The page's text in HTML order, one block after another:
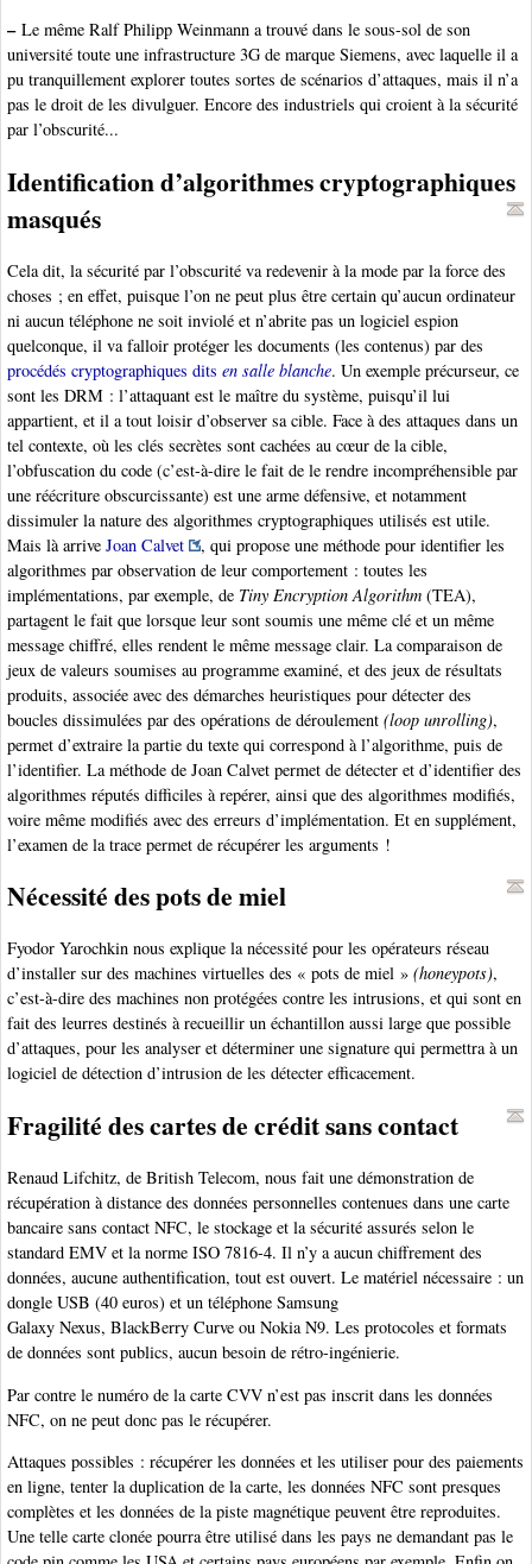
–Le même Ralf Philipp Weinmann a trouvé dans le sous-sol de son
université toute une infrastructure 3G de marque Siemens, avec laquelle il a
pu tranquillement explorer toutes sortes de scénarios d’attaques, mais il n’a
pas le droit de les divulguer. Encore des industriels qui croient à la sécurité
par l’obscurité...
Identification d’algorithmes cryptographiques
masqués
Cela dit, la sécurité par l’obscurité va redevenir à la mode par la force des
choses ; en effet, puisque l’on ne peut plus être certain qu’aucun ordinateur
ni aucun téléphone ne soit inviolé et n’abrite pas un logiciel espion
quelconque, il va falloir protéger les documents (les contenus) par des
procédés cryptographiques dits en salle blanche. Un exemple précurseur, ce
sont les DRM : l’attaquant est le maître du système, puisqu’il lui
appartient, et il a tout loisir d’observer sa cible. Face à des attaques dans un
tel contexte, où les clés secrètes sont cachées au cœur de la cible,
l’obfuscation du code (c’est-à-dire le fait de le rendre incompréhensible par
une réécriture obscurcissante) est une arme défensive, et notamment
dissimuler la nature des algorithmes cryptographiques utilisés est utile.
Mais là arrive Joan Calvet
, qui propose une méthode pour identifier les
algorithmes par observation de leur comportement : toutes les
implémentations, par exemple, de Tiny Encryption Algorithm (TEA),
partagent le fait que lorsque leur sont soumis une même clé et un même
message chiffré, elles rendent le même message clair. La comparaison de
jeux de valeurs soumises au programme examiné, et des jeux de résultats
produits, associée avec des démarches heuristiques pour détecter des
boucles dissimulées par des opérations de déroulement (loop unrolling),
permet d’extraire la partie du texte qui correspond à l’algorithme, puis de
l’identifier. La méthode de Joan Calvet permet de détecter et d’identifier des
algorithmes réputés difficiles à repérer, ainsi que des algorithmes modifiés,
voire même modifiés avec des erreurs d’implémentation. Et en supplément,
l’examen de la trace permet de récupérer les arguments !
Nécessité des pots de miel
Fyodor Yarochkin nous explique la nécessité pour les opérateurs réseau
d’installer sur des machines virtuelles des « pots de miel » (honeypots),
c’est-à-dire des machines non protégées contre les intrusions, et qui sont en
fait des leurres destinés à recueillir un échantillon aussi large que possible
d’attaques, pour les analyser et déterminer une signature qui permettra à un
logiciel de détection d’intrusion de les détecter efficacement.
Fragilité des cartes de crédit sans contact
Renaud Lifchitz, de British Telecom, nous fait une démonstration de
récupération à distance des données personnelles contenues dans une carte
bancaire sans contact NFC, le stockage et la sécurité assurés selon le
standard EMV et la norme ISO 7816-4. Il n’y a aucun chiffrement des
données, aucune authentification, tout est ouvert. Le matériel nécessaire : un
dongle USB (40 euros) et un téléphone Samsung
Galaxy Nexus, BlackBerry Curve ou Nokia N9. Les protocoles et formats
de données sont publics, aucun besoin de rétro-ingénierie.
Par contre le numéro de la carte CVV n’est pas inscrit dans les données
NFC, on ne peut donc pas le récupérer.
Attaques possibles : récupérer les données et les utiliser pour des paiements
en ligne, tenter la duplication de la carte, les données NFC sont presques
complètes et les données de la piste magnétique peuvent être reproduites.
Une telle carte clonée pourra être utilisé dans les pays ne demandant pas le